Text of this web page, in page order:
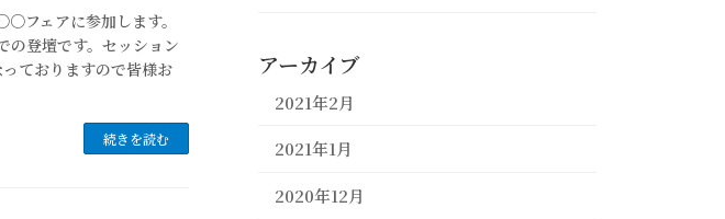
フェアに参加します。
登壇です。セッション
ておりますので皆様お
続きを読む
アーカイブ
2021年2月
2021年1月
2020年12月